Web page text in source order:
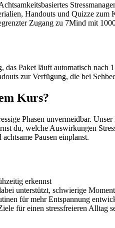
Handouts und Quizze zum
Zugang zu 7Mind mit
Paket läuft automatisch nach 1
zur Verfügung, die bei
Kurs?
Phasen unvermeidbar.
du, welche Auswirkungen
Pausen einplanst.
erkennst
unterstützt, schwierige
für mehr Entspannung
für einen stressfreieren Alltag